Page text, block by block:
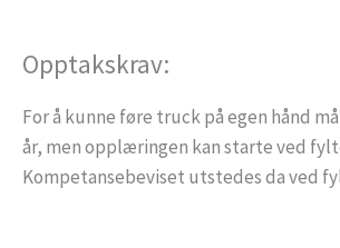
Opptakskrav:
For å kunne føre truck på egen hånd
år, men opplæringen kan starte ved
Kompetansebeviset utstedes da ved